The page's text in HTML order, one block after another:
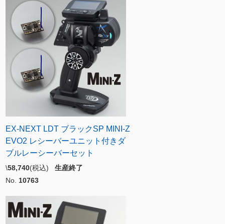
EX-NEXT LDT ブラックSP MINI-Z
EVO2 レシーバーユニット付きダ
ブルレーシーバーセット
\58,740(税込) 生産終了
No. 10763